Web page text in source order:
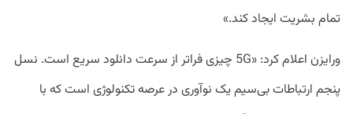
تمام بشریت ایجاد کند.»
ورایزن اعلام کرد: «5G چیزی فراتر از سرعت دانلود سریع است. نسل
پنجم ارتباطات بی‌سیم یک نوآوری در عرصه تکنولوژی است که با